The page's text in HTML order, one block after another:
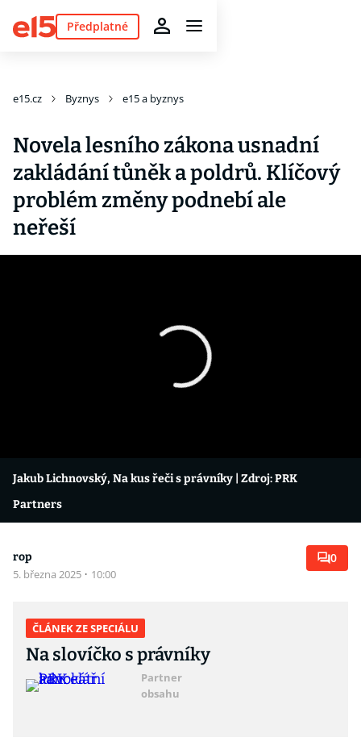
Předplatné
e15.cz Byznys e15 a byznys
Novela lesního zákona usnadní
zakládání tůněk a poldrů. Klíčový
problém změny podnebí ale
neřeší
Jakub Lichnovský, Na kus řeči s právníky | Zdroj: PRK
Partners
rop
5. března 2025 · 10:00
0
ČLÁNEK ZE SPECIÁLU
Na slovíčko s právníky
Partner
obsahu